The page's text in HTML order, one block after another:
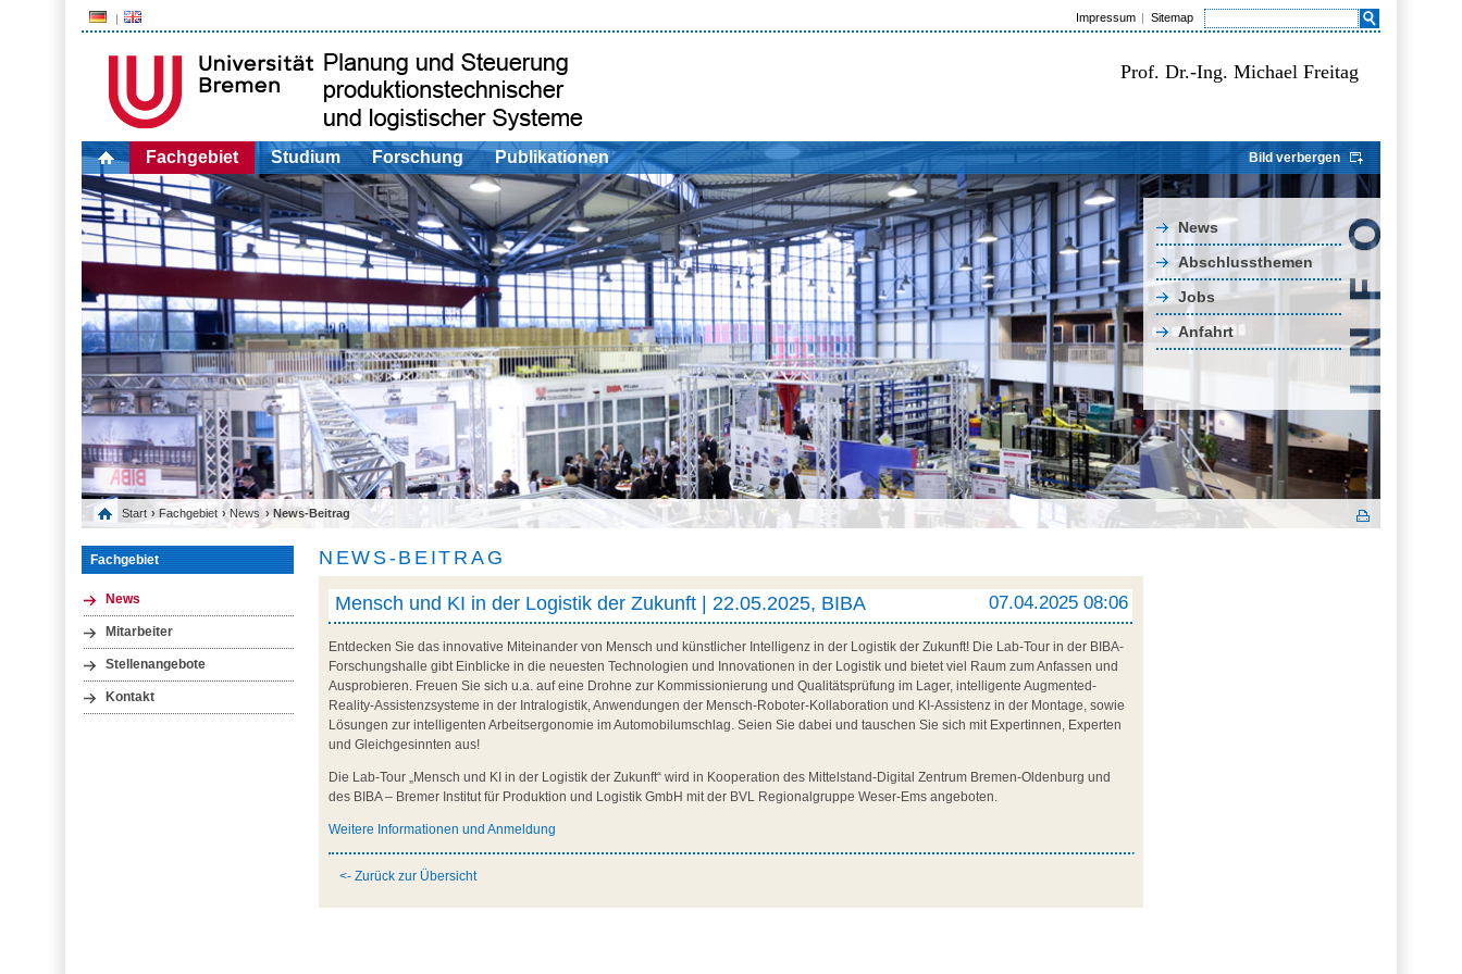
Impressum Sitemap
Prof. Dr.-Ing. Michael Freitag
Fachgebiet Studium Forschung Publikationen Bild verbergen
News
Abschlussthemen
Jobs
Anfahrt
Start › Fachgebiet ›News › News-Beitrag
Fachgebiet
News
Mitarbeiter
Stellenangebote
Kontakt
NEWS-BEITRAG
07.04.2025 08:06
Mensch und KI in der Logistik der Zukunft | 22.05.2025, BIBA
Entdecken Sie das innovative Miteinander von Mensch und künstlicher Intelligenz in der Logistik der Zukunft! Die Lab-Tour in der BIBA-
Forschungshalle gibt Einblicke in die neuesten Technologien und Innovationen in der Logistik und bietet viel Raum zum Anfassen und
Ausprobieren. Freuen Sie sich u.a. auf eine Drohne zur Kommissionierung und Qualitätsprüfung im Lager, intelligente Augmented-
Reality-Assistenzsysteme in der Intralogistik, Anwendungen der Mensch-Roboter-Kollaboration und KI-Assistenz in der Montage, sowie
Lösungen zur intelligenten Arbeitsergonomie im Automobilumschlag. Seien Sie dabei und tauschen Sie sich mit Expertinnen, Experten
und Gleichgesinnten aus!
Die Lab-Tour „Mensch und KI in der Logistik der Zukunft“ wird in Kooperation des Mittelstand-Digital Zentrum Bremen-Oldenburg und
des BIBA – Bremer Institut für Produktion und Logistik GmbH mit der BVL Regionalgruppe Weser-Ems angeboten.
Weitere Informationen und Anmeldung
<- Zurück zur Übersicht